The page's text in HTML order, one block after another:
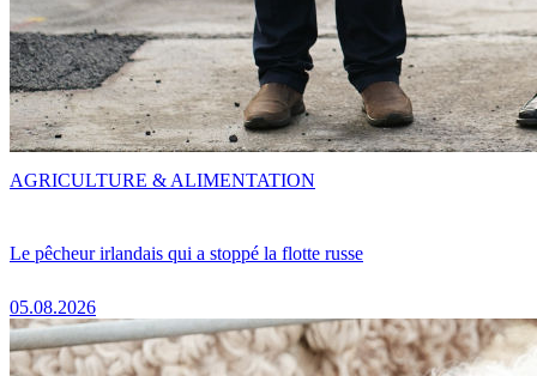
Le pêcheur irlandais qui a stoppé la flotte russe
05.08.2026
AGRICULTURE & ALIMENTATION